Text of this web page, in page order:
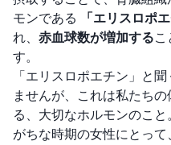
モンである
「エリスロポ
れ、 赤血球数が増加するこ
す。
「エリスロポエチン」と
ませんが、これは私たち
る、大切なホルモンのこ
がちな時期の女性にとっ